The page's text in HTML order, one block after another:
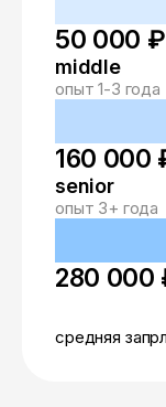
50 000 ₽
middle
опыт 1-3 года
160 000
senior
опыт 3+ года
280 000
средняя